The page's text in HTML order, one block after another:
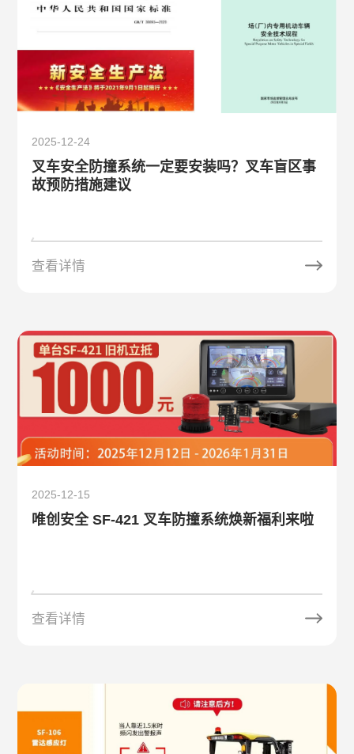
2025-12-24
叉车安全防撞系统一定要安装吗？叉车盲区事
故预防措施建议
查看详情
2025-12-15
唯创安全 SF-421 叉车防撞系统焕新福利来啦
查看详情